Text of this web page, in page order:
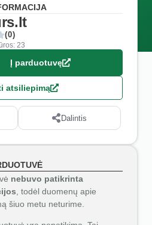
(0)
23
Į parduotuvę
atsiliepimą
Dalintis
nebuvo patikrinta
, todėl duomenų apie
šiuo metu neturime.